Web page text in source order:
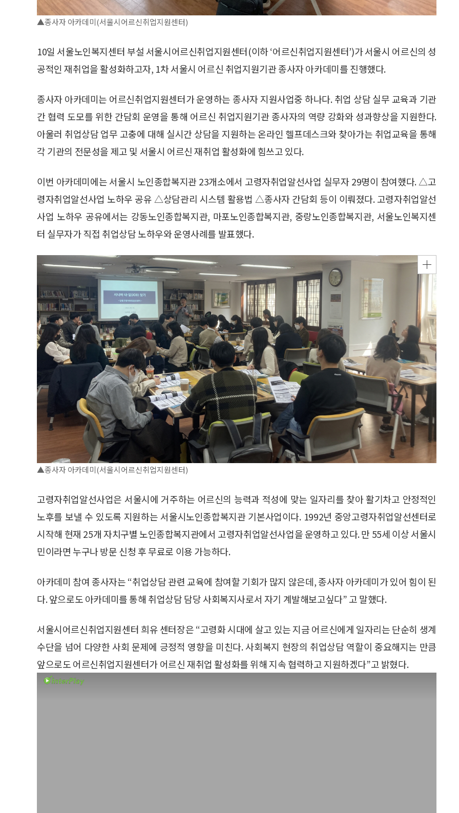
▲종사자 아카데미(서울시어르신취업지원센터)
10일 서울노인복지센터 부설 서울시어르신취업지원센터(이하 ‘어르신취업지원센터’)가 서울시 어르신의 성
공적인 재취업을 활성화하고자, 1차 서울시 어르신 취업지원기관 종사자 아카데미를 진행했다.
종사자 아카데미는 어르신취업지원센터가 운영하는 종사자 지원사업중 하나다. 취업 상담 실무 교육과 기관
간 협력 도모를 위한 간담회 운영을 통해 어르신 취업지원기관 종사자의 역량 강화와 성과향상을 지원한다.
아울러 취업상담 업무 고충에 대해 실시간 상담을 지원하는 온라인 헬프데스크와 찾아가는 취업교육을 통해
각 기관의 전문성을 제고 및 서울시 어르신 재취업 활성화에 힘쓰고 있다.
이번 아카데미에는 서울시 노인종합복지관 23개소에서 고령자취업알선사업 실무자 29명이 참여했다. △고
령자취업알선사업 노하우 공유 △상담관리 시스템 활용법 △종사자 간담회 등이 이뤄졌다. 고령자취업알선
사업 노하우 공유에서는 강동노인종합복지관, 마포노인종합복지관, 중랑노인종합복지관, 서울노인복지센
터 실무자가 직접 취업상담 노하우와 운영사례를 발표했다.
▲종사자 아카데미(서울시어르신취업지원센터)
고령자취업알선사업은 서울시에 거주하는 어르신의 능력과 적성에 맞는 일자리를 찾아 활기차고 안정적인
노후를 보낼 수 있도록 지원하는 서울시노인종합복지관 기본사업이다. 1992년 중앙고령자취업알선센터로
시작해 현재 25개 자치구별 노인종합복지관에서 고령자취업알선사업을 운영하고 있다. 만 55세 이상 서울시
민이라면 누구나 방문 신청 후 무료로 이용 가능하다.
아카데미 참여 종사자는 “취업상담 관련 교육에 참여할 기회가 많지 않은데, 종사자 아카데미가 있어 힘이 된
다. 앞으로도 아카데미를 통해 취업상담 담당 사회복지사로서 자기 계발해보고싶다” 고 말했다.
서울시어르신취업지원센터 희유 센터장은 “고령화 시대에 살고 있는 지금 어르신에게 일자리는 단순히 생계
수단을 넘어 다양한 사회 문제에 긍정적 영향을 미친다. 사회복지 현장의 취업상담 역할이 중요해지는 만큼
앞으로도 어르신취업지원센터가 어르신 재취업 활성화를 위해 지속 협력하고 지원하겠다”고 밝혔다.